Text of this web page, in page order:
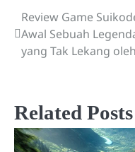
Post
navigation
Review Game
Awal Sebuah
yang Tak Lekang
Related Posts